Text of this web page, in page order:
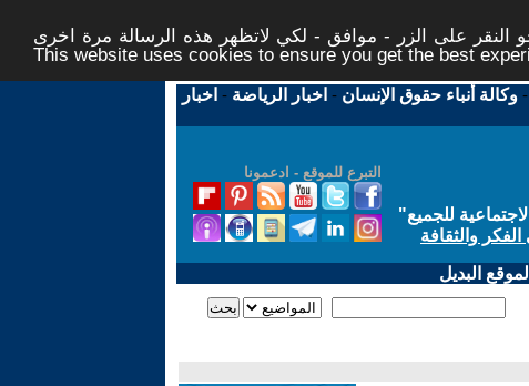
النقر على الزر - موافق - لكي لاتظهر هذه الرسالة مرة اخرى -
This website uses cookies to ensure you get the best
-وكالة أنباء حقوق الإنسان - اخبار الرياضة - اخبار
التبرع للموقع - ادعمونا
للجميع"
والثقافة
البديل